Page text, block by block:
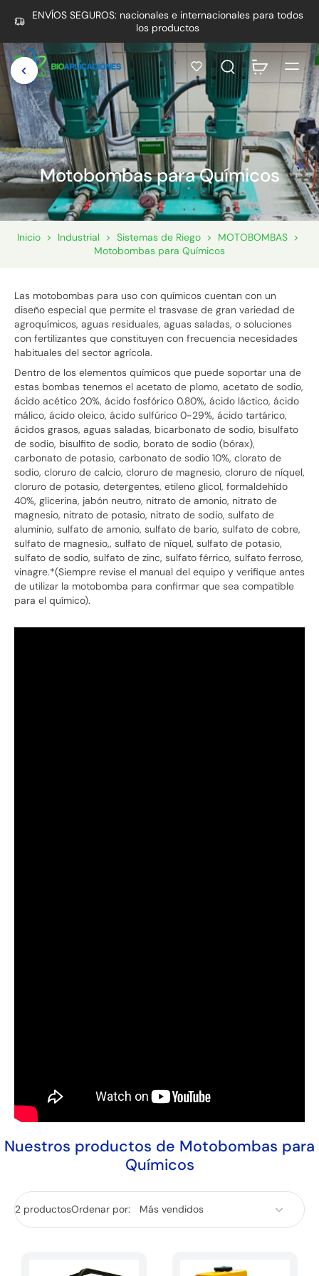
ENVÍOS SEGUROS: nacionales e internacionales para todos
los productos
Motobombas para Químicos
Inicio > Industrial > Sistemas de Riego > MOTOBOMBAS >
Motobombas para Químicos
Las motobombas para uso con químicos cuentan con un
diseño especial que permite el trasvase de gran variedad de
agroquímicos, aguas residuales, aguas saladas, o soluciones
con fertilizantes que constituyen con frecuencia necesidades
habituales del sector agrícola.
Dentro de los elementos químicos que puede soportar una de
estas bombas tenemos el acetato de plomo, acetato de sodio,
ácido acético 20%, ácido fosfórico 0.80%, ácido láctico, ácido
málico, ácido oleico, ácido sulfúrico 0-29%, ácido tartárico,
ácidos grasos, aguas saladas, bicarbonato de sodio, bisulfato
de sodio, bisulfito de sodio, borato de sodio (bórax),
carbonato de potasio, carbonato de sodio 10%, clorato de
sodio, cloruro de calcio, cloruro de magnesio, cloruro de níquel,
cloruro de potasio, detergentes, etileno glicol, formaldehído
40%, glicerina, jabón neutro, nitrato de amonio, nitrato de
magnesio, nitrato de potasio, nitrato de sodio, sulfato de
aluminio, sulfato de amonio, sulfato de bario, sulfato de cobre,
sulfato de magnesio,, sulfato de níquel, sulfato de potasio,
sulfato de sodio, sulfato de zinc, sulfato férrico, sulfato ferroso,
vinagre.*(Siempre revise el manual del equipo y verifique antes
de utilizar la motobomba para confirmar que sea compatible
para el químico).
Nuestros productos de Motobombas para
Químicos
2 productosOrdenar por: